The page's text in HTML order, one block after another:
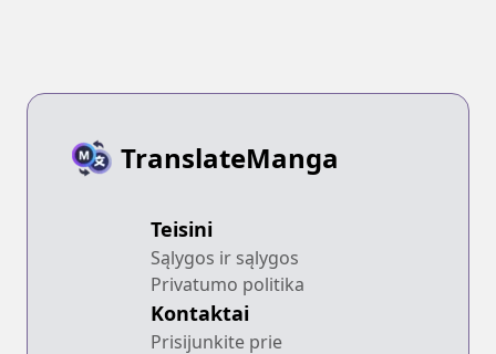
TranslateManga
Teisini
Sąlygos ir sąlygos
Privatumo politika
Kontaktai
Prisijunkite prie